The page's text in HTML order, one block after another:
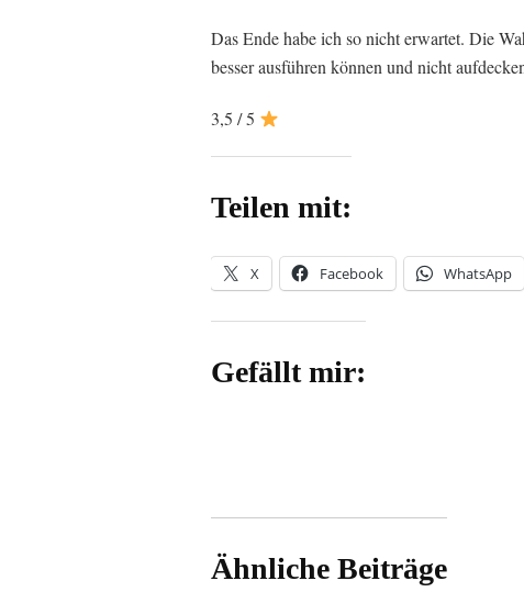
Das Ende habe ich so nicht erwartet. Die
besser ausführen können und nicht
3,5 / 5
Teilen mit:
X Facebook WhatsApp
Gefällt mir:
Ähnliche Beiträge